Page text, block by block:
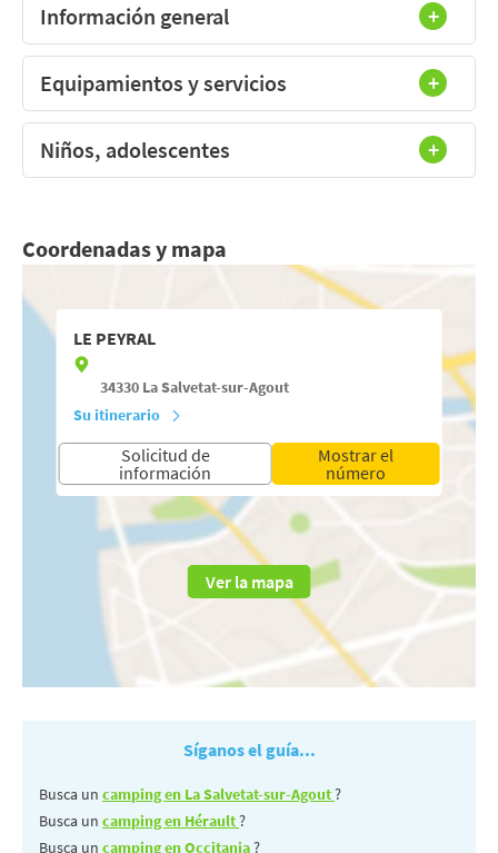
Información general
Equipamientos y servicios
Niños, adolescentes
Coordenadas y mapa
LE PEYRAL
34330 La Salvetat-sur-Agout
Su itinerario
Solicitud de
información
Mostrar el
número
Ver la mapa
Síganos el guía...
Busca un camping en La Salvetat-sur-Agout?
Busca un camping en Hérault?
Busca un camping en Occitania?